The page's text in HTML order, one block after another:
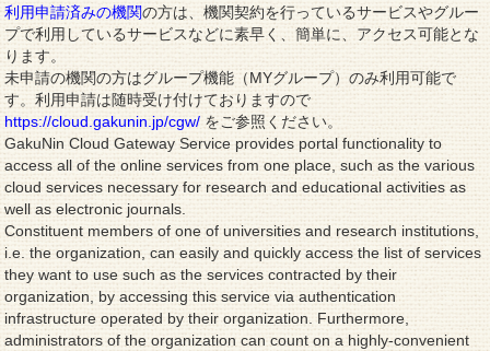
利用申請済みの機関の方は、機関契約を行っているサービスやグルー
プで利用しているサービスなどに素早く、簡単に、アクセス可能とな
ります。
未申請の機関の方はグループ機能（MYグループ）のみ利用可能で
す。利用申請は随時受け付けておりますので
https://cloud.gakunin.jp/cgw/ をご参照ください。
GakuNin Cloud Gateway Service provides portal functionality to
access all of the online services from one place, such as the various
cloud services necessary for research and educational activities as
well as electronic journals.
Constituent members of one of universities and research institutions,
i.e. the organization, can easily and quickly access the list of services
they want to use such as the services contracted by their
organization, by accessing this service via authentication
infrastructure operated by their organization. Furthermore,
administrators of the organization can count on a highly-convenient